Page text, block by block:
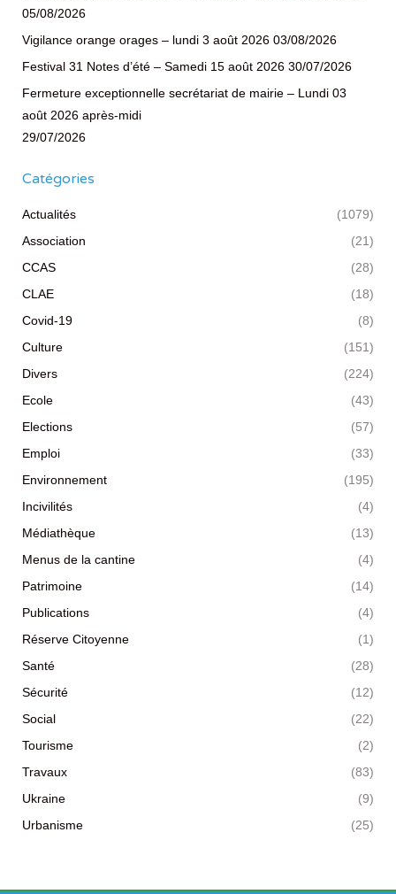
05/08/2026
Vigilance orange orages – lundi 3 août 2026 03/08/2026
Festival 31 Notes d’été – Samedi 15 août 2026 30/07/2026
Fermeture exceptionnelle secrétariat de mairie – Lundi 03
août 2026 après-midi
29/07/2026
Catégories
Actualités
(1079)
Association
(21)
CCAS
(28)
CLAE
(18)
Covid-19
(8)
Culture
(151)
Divers
(224)
Ecole
(43)
Elections
(57)
Emploi
(33)
Environnement
(195)
Incivilités
(4)
Médiathèque
(13)
Menus de la cantine
(4)
Patrimoine
(14)
Publications
(4)
Réserve Citoyenne
(1)
Santé
(28)
Sécurité
(12)
Social
(22)
Tourisme
(2)
Travaux
(83)
Ukraine
(9)
Urbanisme
(25)